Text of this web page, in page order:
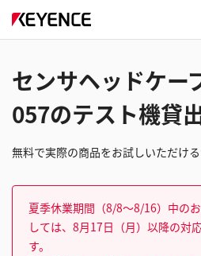
センサヘッドケー
057のテスト機貸
無料で実際の商品をお試しいただける
夏季休業期間（8/8～8/16）中の
しては、8月17日（月）以降の対
す。